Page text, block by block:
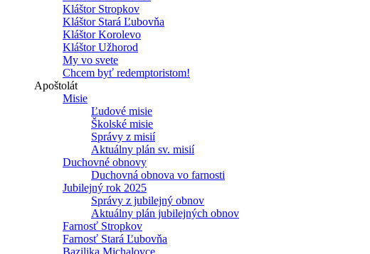
Kláštor Stropkov
Kláštor Stará Ľubovňa
Kláštor Korolevo
Kláštor Užhorod
My vo svete
Chcem byť redemptoristom!
Apoštolát
Misie
Ľudové misie
Školské misie
Správy z misií
Aktuálny plán sv. misií
Duchovné obnovy
Duchovná obnova vo farnosti
Jubilejný rok 2025
Správy z jubilejný obnov
Aktuálny plán jubilejných obnov
Farnosť Stropkov
Farnosť Stará Ľubovňa
Bazilika Michalovce